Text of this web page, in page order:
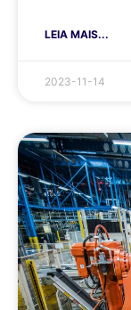
LEIA MAIS...
2023-11-14